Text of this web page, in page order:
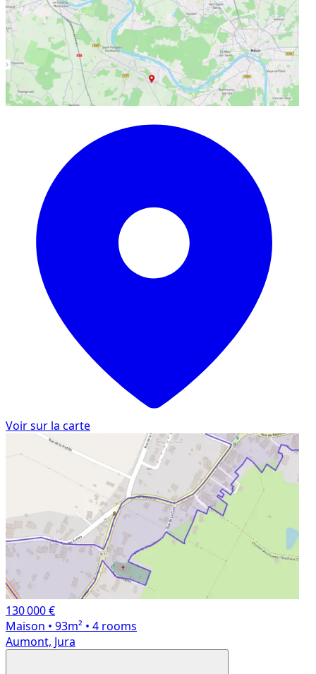
Voir sur la carte
130 000 €
Maison • 93m² • 4 rooms
Aumont, Jura